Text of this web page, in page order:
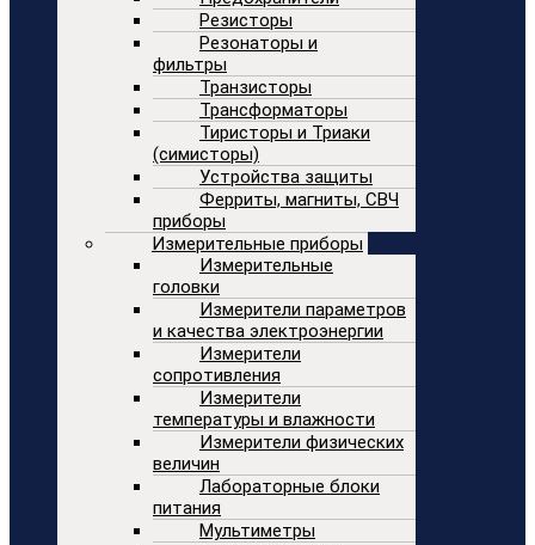
Резисторы
Резонаторы и
фильтры
Транзисторы
Трансформаторы
Тиристоры и Триаки
(симисторы)
Устройства защиты
Ферриты, магниты, СВЧ
приборы
Измерительные приборы
Измерительные
головки
Измерители параметров
и качества электроэнергии
Измерители
сопротивления
Измерители
температуры и влажности
Измерители физических
величин
Лабораторные блоки
питания
Мультиметры